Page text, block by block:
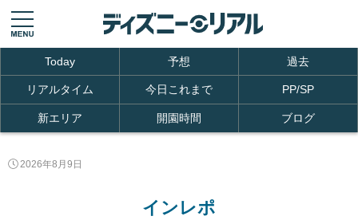
Today 予想 過去
リアルタイム 今日これまで PP/SP
新エリア 開園時間 ブログ
2026年8月9日
インレポ